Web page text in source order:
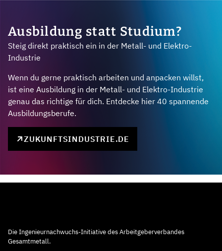
Ausbildung statt Studium?
Steig direkt praktisch ein in der Metall- und Elektro-
Industrie
Wenn du gerne praktisch arbeiten und anpacken willst,
ist eine Ausbildung in der Metall- und Elektro-Industrie
genau das richtige für dich. Entdecke hier 40 spannende
Ausbildungsberufe.
ZUKUNFTSINDUSTRIE.DE
Die Ingenieurnachwuchs-Initiative des Arbeitgeberverbandes
Gesamtmetall.